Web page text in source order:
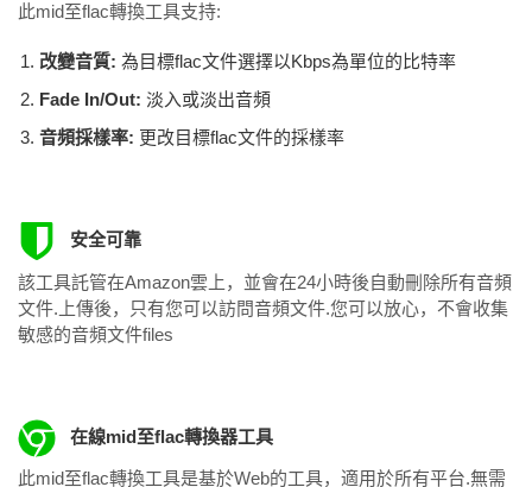
此mid至flac轉換工具支持:
改變音質: 為目標flac文件選擇以Kbps為單位的比特率
Fade In/Out: 淡入或淡出音頻
音頻採樣率: 更改目標flac文件的採樣率
安全可靠
該工具託管在Amazon雲上，並會在24小時後自動刪除所有音頻
文件.上傳後，只有您可以訪問音頻文件.您可以放心，不會收集
敏感的音頻文件files
在線mid至flac轉換器工具
此mid至flac轉換工具是基於Web的工具，適用於所有平台.無需